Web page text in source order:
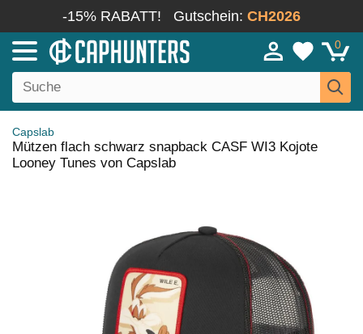
-15% RABATT! Gutschein: CH2026
0
Capslab
Mützen flach schwarz snapback CASF WI3 Kojote
Looney Tunes von Capslab